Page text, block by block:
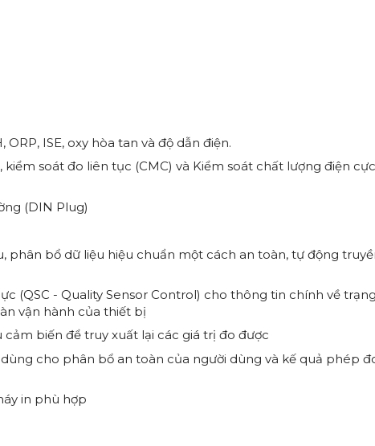
ISE, oxy hòa tan và độ dẫn điện.
soát đo liên tục (CMC) và Kiểm soát chất lượng điện cực
(DIN Plug)
phân bổ dữ liệu hiệu chuẩn một cách an toàn, tự động
(QSC - Quality Sensor Control) cho thông tin chính về trạng
vận hành của thiết bị
biến để truy xuất lại các giá trị đo được
cho phân bổ an toàn của người dùng và kế quả phép
in phù hợp